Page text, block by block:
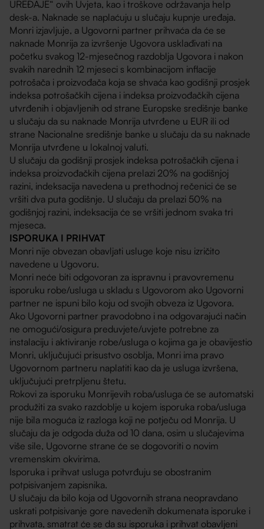
UREĐAJE“ ovih Uvjeta, kao i troškove održavanja help
desk-a. Naknade se naplaćuju u slučaju kupnje uređaja.
Monri izjavljuje, a Ugovorni partner prihvaća da će se
naknade Monrija za izvršenje Ugovora usklađivati na
početku svakog 12-mjesečnog razdoblja Ugovora i nakon
svakih narednih 12 mjeseci s kombinacijom inflacije
potrošača i proizvođača koja se shvaća kao godišnji prosjek
indeksa potrošačkih cijena i indeksa proizvođačkih cijena
utvrđenih i objavljenih od strane Europske središnje banke
u slučaju da su naknade Monrija utvrđene u EUR ili od
strane Nacionalne središnje banke u slučaju da su naknade
Monrija utvrđene u lokalnoj valuti.
U slučaju da godišnji prosjek indeksa potrošačkih cijena i
indeksa proizvođačkih cijena prelazi 20% na godišnjoj
razini, indeksacija navedena u prethodnoj rečenici će se
vršiti dva puta godišnje. U slučaju da prelazi 50% na
godišnjoj razini, indeksacija će se vršiti jednom svaka tri
mjeseca.
ISPORUKA I PRIHVAT
Monri nije obvezan obavljati usluge koje nisu izričito
navedene u Ugovoru.
Monri neće biti odgovoran za ispravnu i pravovremenu
isporuku robe/usluga u skladu s Ugovorom ako Ugovorni
partner ne ispuni bilo koju od svojih obveza iz Ugovora.
Ako Ugovorni partner pravodobno i na odgovarajući način
ne omogući/osigura preduvjete/uvjete potrebne za
instalaciju i aktiviranje robe/usluga o kojima ga je obavijestio
Monri, uključujući prisustvo osoblja, Monri ima pravo
Ugovornom partneru naplatiti kao da je usluga izvršena,
uključujući pretrpljenu štetu.
Rokovi za isporuku Monrijevih roba/usluga će se automatski
produžiti za svako razdoblje u kojem isporuka roba/usluga
nije bila moguća iz razloga koji ne potječu od Monrija. U
slučaju da je odgoda duža od 10 dana, osim u slučajevima
više sile, Ugovorne strane će se dogovoriti o novim
vremenskim okvirima.
Isporuka i prihvat usluga potvrđuju se obostranim
potpisivanjem zapisnika.
U slučaju da bilo koja od Ugovornih strana neopravdano
uskrati potpisivanje gore navedenih dokumenata isporuke i
prihvata, smatrat će se da su isporuka i prihvat obavljeni